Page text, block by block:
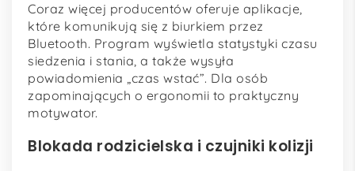
Coraz więcej producentów oferuje aplikacje,
które komunikują się z biurkiem przez
Bluetooth. Program wyświetla statystyki czasu
siedzenia i stania, a także wysyła
powiadomienia „czas wstać”. Dla osób
zapominających o ergonomii to praktyczny
motywator.
Blokada rodzicielska i czujniki kolizji